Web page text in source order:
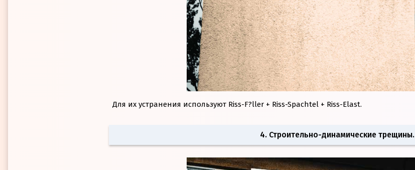
Для их устранения используют Riss-F?ller + Riss-Spachtel + Riss-Elast.
4. Строительно-динамические трещины.